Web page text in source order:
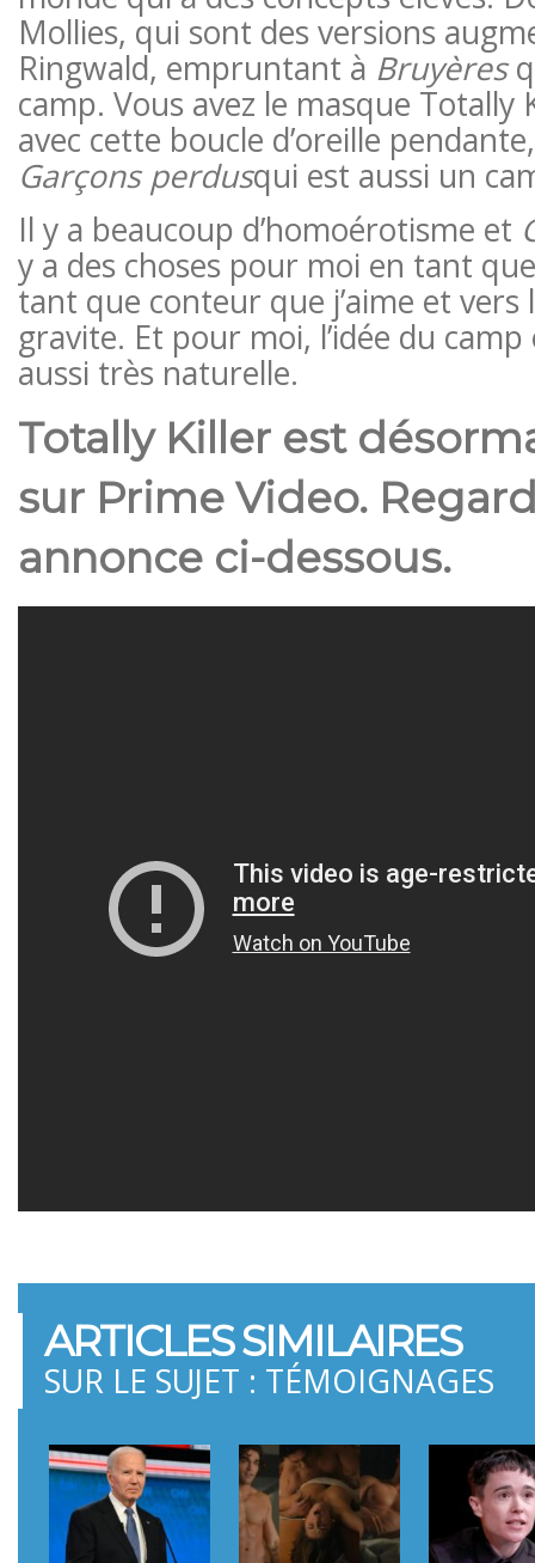
Mollies, qui sont des versions
Ringwald, empruntant à Bruyères
camp. Vous avez le masque Totally
avec cette boucle d’oreille
Garçons perdusqui est aussi un
Il y a beaucoup d’homoérotisme et
y a des choses pour moi en tant
tant que conteur que j’aime et vers
gravite. Et pour moi, l’idée du
aussi très naturelle.
Totally Killer est
sur Prime Video.
annonce ci-dessous.
ARTICLES SIMILAIRES
SUR LE SUJET : TÉMOIGNAGES